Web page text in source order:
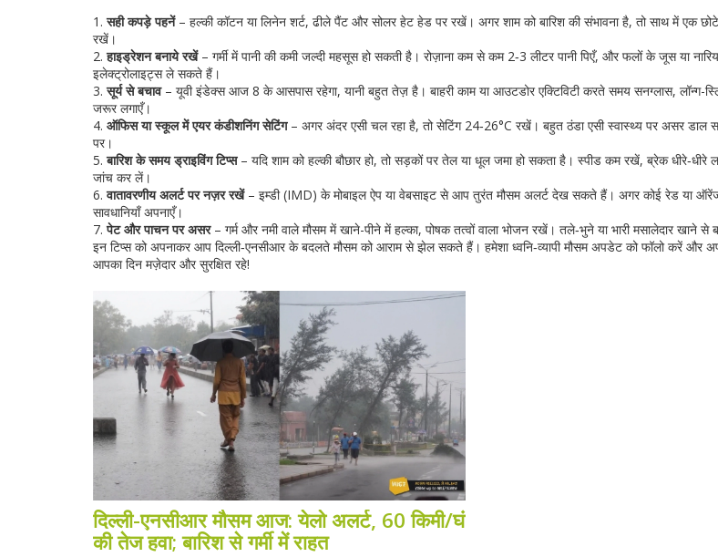
1.सही कपड़े पहनें– हल्की कॉटन या लिनेन शर्ट, ढीले पैंट और सोलर हेट हेड पर रखें। अगर शाम को बारिश की संभावना है, तो साथ में एक
रखें।
2.हाइड्रेशन बनाये रखें– गर्मी में पानी की कमी जल्दी महसूस हो सकती है। रोज़ाना कम से कम 2‑3 लीटर पानी पिएँ, और फलों के जूस या
इलेक्ट्रोलाइट्स ले सकते हैं।
3.सूर्य से बचाव– यूवी इंडेक्स आज 8 के आसपास रहेगा, यानी बहुत तेज़ है। बाहरी काम या आउटडोर एक्टिविटी करते समय सनग्लास, लॉन्ग-
जरूर लगाएँ।
4. ऑफिस या स्कूल में एयर कंडीशनिंग सेटिंग– अगर अंदर एसी चल रहा है, तो सेटिंग 24‑26°C रखें। बहुत ठंडा एसी स्वास्थ्य पर असर डाल
पर।
5.बारिश के समय ड्राइविंग टिप्स– यदि शाम को हल्की बौछार हो, तो सड़कों पर तेल या धूल जमा हो सकता है। स्पीड कम रखें, ब्रेक धीरे‑धीरे
जांच कर लें।
6.वातावरणीय अलर्ट पर नज़र रखें– इम्डी (IMD) के मोबाइल ऐप या वेबसाइट से आप तुरंत मौसम अलर्ट देख सकते हैं। अगर कोई रेड या ऑरेंज
सावधानियाँ अपनाएँ।
7.पेट और पाचन पर असर– गर्म और नमी वाले मौसम में खाने-पीने में हल्का, पोषक तत्वों वाला भोजन रखें। तले‑भुने या भारी मसालेदार खाने से
इन टिप्स को अपनाकर आप दिल्ली‑एनसीआर के बदलते मौसम को आराम से झेल सकते हैं। हमेशा ध्वनि‑व्यापी मौसम अपडेट को फॉलो करें और
आपका दिन मज़ेदार और सुरक्षित रहे!
दिल्ली-एनसीआर मौसम आज: येलो अलर्ट, 60 किमी/घं
की तेज हवा; बारिश से गर्मी में राहत